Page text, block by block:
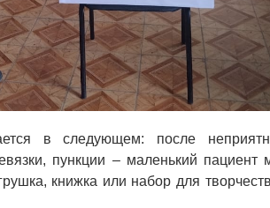
в следующем: после
пункции – маленький пациент
книжка или набор для